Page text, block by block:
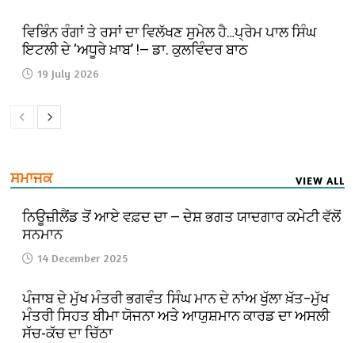
ਵਿਭਿੰਨ ਰੰਗਾਂ ਤੇ ਰਸਾਂ ਦਾ ਵਿਲੱਖਣ ਸੁਮੇਲ ਹੈ…ਪ੍ਰੇਮ ਪਾਲ ਸਿੰਘ
ਇਟਲੀ ਦੇ ‘ਅਧੂਰੇ ਖ਼ਾਬ’ !— ਡਾ. ਕੁਲਵਿੰਦਰ ਬਾਠ
19 July 2026
ਸਮਾਜਕ VIEW ALL
ਨਿਊਜ਼ੀਲੈਂਡ ਤੋਂ ਆਏ ਵਫ਼ਦ ਦਾ — ਦੇਸ਼ ਭਗਤ ਯਾਦਗਾਰ ਕਮੇਟੀ ਵੱਲੋਂ
ਸਨਮਾਨ
14 December 2025
ਪੰਜਾਬ ਦੇ ਮੁੱਖ ਮੰਤਰੀ ਭਗਵੰਤ ਸਿੰਘ ਮਾਨ ਦੇ ਨਾਂਅ ਖੁੱਲਾ ਖ਼ੱਤ–ਮੁੱਖ
ਮੰਤਰੀ ਸਿਹਤ ਬੀਮਾ ਯੋਜਨਾ ਅਤੇ ਆਯੁਸ਼ਮਾਨ ਕਾਰਡ ਦਾ ਅਸਲੀ
ਸੱਚ-ਕੱਚ ਦਾ ਚਿੱਠਾ